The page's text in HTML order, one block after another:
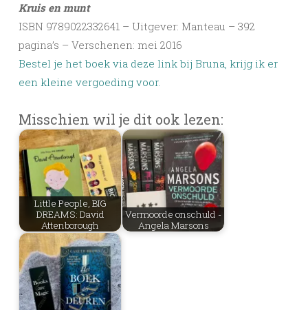
Kruis en munt
ISBN 9789022332641 – Uitgever: Manteau – 392
pagina’s – Verschenen: mei 2016
Bestel je het boek via deze link bij Bruna, krijg ik er
een kleine vergoeding voor.
Misschien wil je dit ook lezen:
Little People, BIG
DREAMS: David
Attenborough
Vermoorde onschuld -
Angela Marsons